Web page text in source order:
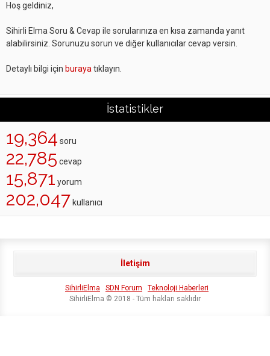
Hoş geldiniz,
Sihirli Elma Soru & Cevap ile sorularınıza en kısa zamanda yanıt
alabilirsiniz. Sorunuzu sorun ve diğer kullanıcılar cevap versin.
Detaylı bilgi için buraya tıklayın.
İstatistikler
19,364 soru
22,785 cevap
15,871 yorum
202,047 kullanıcı
İletişim
SihirliElma SDN Forum
Teknoloji Haberleri
SihirliElma © 2018 - Tüm hakları saklıdır